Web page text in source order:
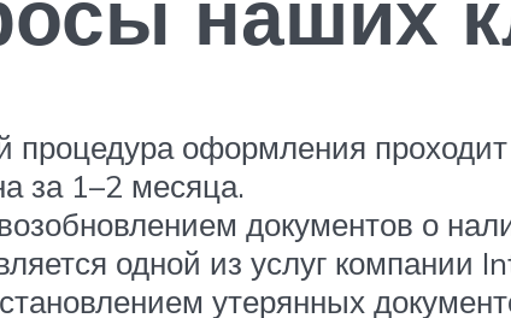
процедура оформления
за 1–2 месяца.
документов о
одной из услуг компании
утерянных